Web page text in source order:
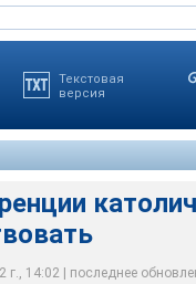
Текстовая
версия
14:02 | последнее
Джордж выступил
вокруг
населения в США
что семь
быть отлучены от